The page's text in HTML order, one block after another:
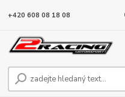
+420 608 08 18 08